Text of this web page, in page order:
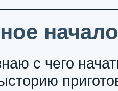
начало
с чего